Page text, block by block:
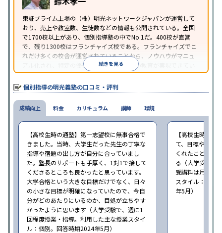
り
※2023年3月調査。小学校高学年の個別指導塾アンケート調査方法を参
東証プライム上場の（株）明光ネットワークジャパンが運営して
おり、売上や教室数、生徒数などの情報も公開されている。全国
で1700校以上があり、個別指導塾の中でNo.1だ。400校が直営
で、残り1300校はフランチャイズ校である。フランチャイズでこ
れだけ多くの校舎が運営されていることから、ノウハウがマニュ
アル化され、特定の優秀な人材に依存しない教育が実現できてい
ることが推測される。
続きを見る
個別指導の明光義塾の口コミ・評判
成績向上
【高校生時の通塾】第一志望校に無事合格で
きました。当時、大学生だった先生の丁寧な
指導や宿題の出し方が自分に合っていまし
た。塾長のサポートも手厚く、1対1で接して
くださるところも良かったと思っています。
大学合格という大きな目標だけでなく、日々
の小さな目標が明確になっていたので、今自
分がどのあたりにいるのか、目処が立ちやす
かったように思います（大学受験で、週に1
回程度授業・指導。利用した主な授業スタイ
ル：個別。回答時期2024年5月）
【高校生時の通
て、目標や勉強
くれたことが、
る（大学受験で
受講料は月
スタイル：個別
年5月）
料金 カリキュラム 講師 環境